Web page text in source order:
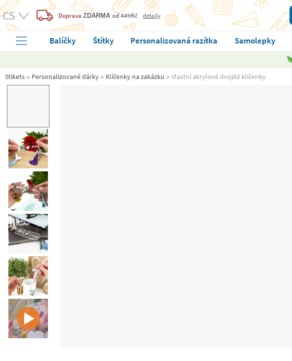
Doprava ZDARMA od 449Kč detaily
Balíčky Štítky Personalizovaná razítka Samolepky
Stikets Personalizované dárky Klíčenky na zakázku Vlastní akrylové dvojité klíčenky